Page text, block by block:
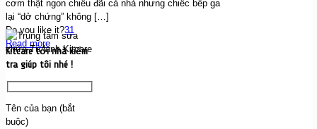
cơm thật ngon chiêu đãi cả nhà nhưng chiếc bếp ga
lại “dở chứng” không […]
Do you like it?31
Read more
Kitcare tới nhà kiểm
tra giúp tôi nhé !
Tên của bạn (bắt
buộc)